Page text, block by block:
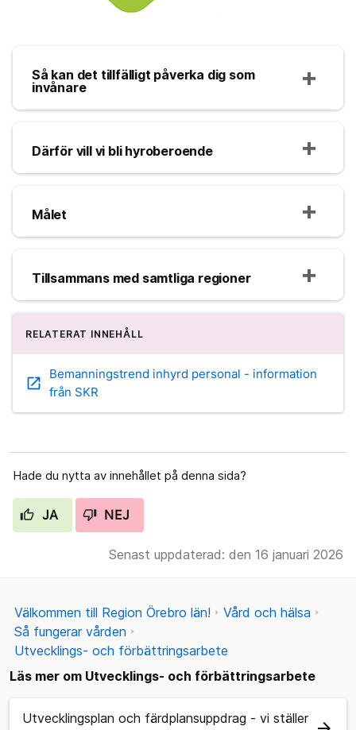
Så kan det tillfälligt påverka dig som
invånare
Därför vill vi bli hyroberoende
Målet
Tillsammans med samtliga regioner
RELATERAT INNEHÅLL
open_in_new
Bemanningstrend inhyrd personal - information
från SKR
Hade du nytta av innehållet på denna sida?
JA NEJ
Senast uppdaterad: den 16 januari 2026
Välkommen till Region Örebro län!
Vård och hälsa
Så fungerar vården
Utvecklings- och förbättringsarbete
Läs mer om Utvecklings- och förbättringsarbete
Utvecklingsplan och färdplansuppdrag - vi ställer